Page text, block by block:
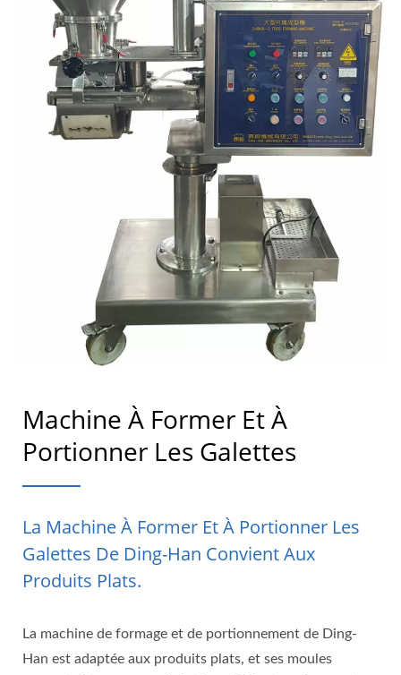
Machine À Former Et À
Portionner Les Galettes
La Machine À Former Et À Portionner Les
Galettes De Ding-Han Convient Aux
Produits Plats.
La machine de formage et de portionnement de Ding-
Han est adaptée aux produits plats, et ses moules